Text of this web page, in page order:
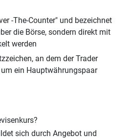
-The-Counter" und bezeichnet
die Börse, sondern direkt mit
werden
an dem der Trader
ein Hauptwährungspaar
sich durch Angebot und